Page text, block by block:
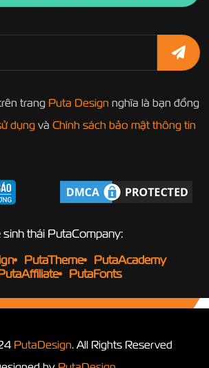
trang Puta Design nghĩa là bạn đồng
dụngvà Chính sách bảo mật thông tin
sinh thái PutaCompany:
PutaTheme
PutaAcademy
PutaFonts
PutaDesign . All Rights Reserved